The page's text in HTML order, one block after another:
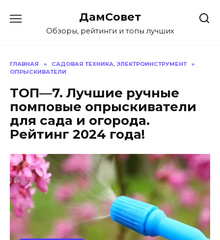
содержанию
ДамСовет
Обзоры, рейтинги и топы лучших
ГЛАВНАЯ » САДОВАЯ ТЕХНИКА, ЭЛЕКТРОИНСТРУМЕНТ
»
ОПРЫСКИВАТЕЛИ
ТОП—7. Лучшие ручные
помповые опрыскиватели
для сада и огорода.
Рейтинг 2024 года!